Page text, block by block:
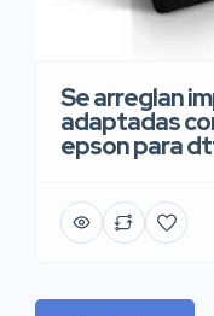
Se arreglan
adaptadas
epson para